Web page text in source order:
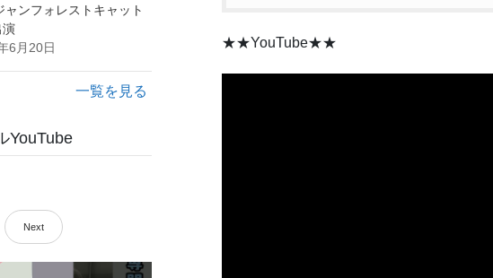
★★YouTube★★
ャンフォレストキャット
演
6月20日
一覧を見る
YouTube
Next